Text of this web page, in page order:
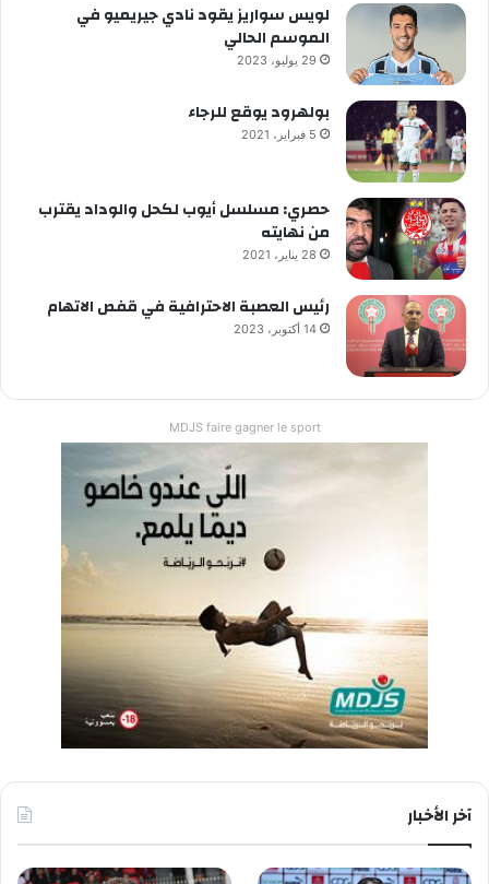
لويس سواريز يقود نادي جيريميو في
الموسم الحالي
29 يوليو، 2023
بولهرود يوقع للرجاء
5 فبراير، 2021
حصري: مسلسل أيوب لكحل والوداد يقترب
من نهايته
28 يناير، 2021
رئيس العصبة الاحترافية في قفص الاتهام
14 أكتوبر، 2023
MDJS faire gagner le sport
آخر الأخبار